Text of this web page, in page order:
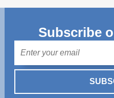
Subscribe